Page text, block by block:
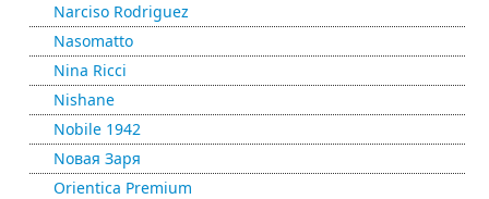
Narciso Rodriguez
Nasomatto
Nina Ricci
Nishane
Nobile 1942
Nовая Заря
Orientica Premium